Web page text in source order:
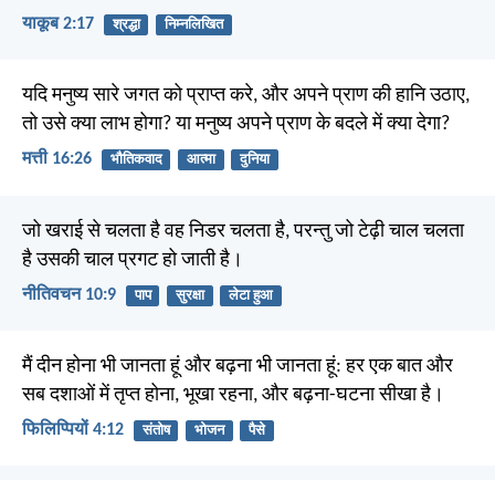
याकूब 2:17 श्रद्धा निम्नलिखित
यदि मनुष्य सारे जगत को प्राप्त करे, और अपने प्राण की हानि उठाए,
तो उसे क्या लाभ होगा? या मनुष्य अपने प्राण के बदले में क्या देगा?
मत्ती 16:26 भौतिकवाद आत्मा दुनिया
जो खराई से चलता है वह निडर चलता है, परन्तु जो टेढ़ी चाल चलता
है उसकी चाल प्रगट हो जाती है।
नीतिवचन 10:9 पाप सुरक्षा लेटा हुआ
मैं दीन होना भी जानता हूं और बढ़ना भी जानता हूं: हर एक बात और
सब दशाओं में तृप्त होना, भूखा रहना, और बढ़ना-घटना सीखा है।
फिलिप्पियों 4:12 संतोष भोजन पैसे